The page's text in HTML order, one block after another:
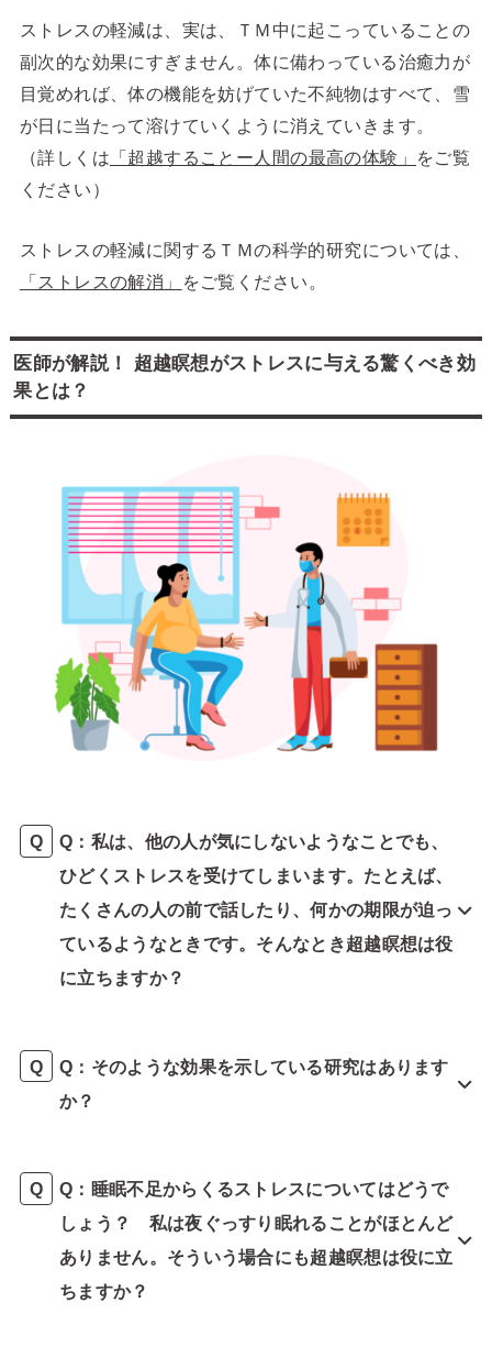
ストレスの軽減は、実は、ＴＭ中に起こっていることの
副次的な効果にすぎません。体に備わっている治癒力が
目覚めれば、体の機能を妨げていた不純物はすべて、雪
が日に当たって溶けていくように消えていきます。
（詳しくは 「超越することー人間の最高の体験」
をご覧
ください）
ストレスの軽減に関するＴＭの科学的研究については、
「ストレスの解消」
をご覧ください。
医師が解説！ 超越瞑想がストレスに与える驚くべき効
果とは？
Q：私は、他の人が気にしないようなことでも、
ひどくストレスを受けてしまいます。たとえば、
たくさんの人の前で話したり、何かの期限が迫っ
ているようなときです。そんなとき超越瞑想は役
に立ちますか？
Q：そのような効果を示している研究はあります
か？
Q：睡眠不足からくるストレスについてはどうで
しょう？ 私は夜ぐっすり眠れることがほとんど
ありません。そういう場合にも超越瞑想は役に立
ちますか？